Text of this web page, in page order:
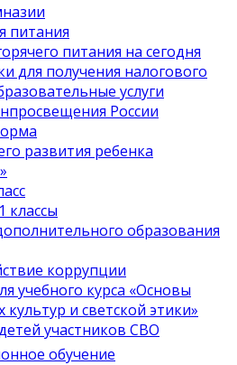
питания
питания на сегодня
для получения налогового
услуги
России
развития ребенка
классы
образования
коррупции
учебного курса «Основы
культур и светской этики»
участников СВО
обучение